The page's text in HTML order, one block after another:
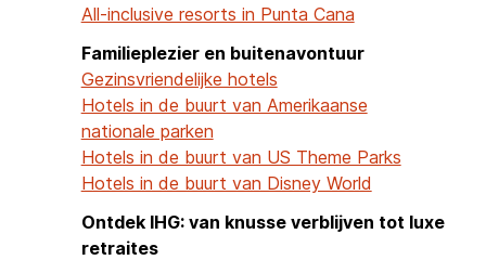
All-inclusive resorts in Punta Cana
Familieplezier en buitenavontuur
Gezinsvriendelijke hotels
Hotels in de buurt van Amerikaanse
nationale parken
Hotels in de buurt van US Theme Parks
Hotels in de buurt van Disney World
Ontdek IHG: van knusse verblijven tot luxe
retraites